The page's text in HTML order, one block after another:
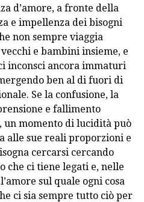
d’amore, a fronte della
e impellenza dei bisogni
non sempre viaggia
e bambini insieme, e
inconsci ancora immaturi
ben al di fuori di
Se la confusione, la
e fallimento
un momento di lucidità può
alle sue reali proporzioni e
cercarsi cercando
che ci tiene legati e, nelle
sul quale ogni cosa
ci sia sempre tutto ciò per